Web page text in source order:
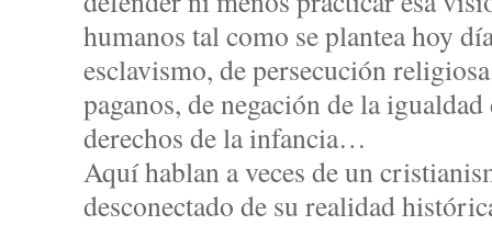
humanos tal como se plantea hoy
esclavismo, de persecución
paganos, de negación de la
derechos de la infancia…
Aquí hablan a veces de un
desconectado de su realidad